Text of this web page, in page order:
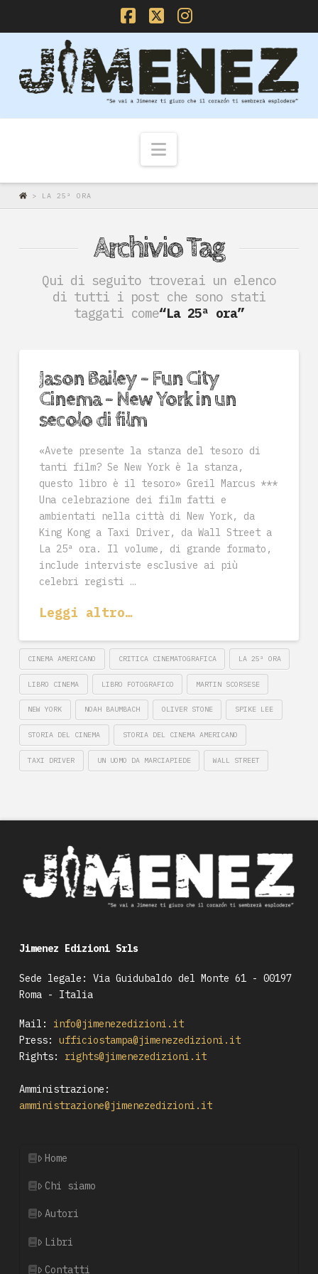
Facebook
X Instagram
Navigazione
> LA 25ª ORA
Archivio Tag
Qui di seguito troverai un elenco
di tutti i post che sono stati
taggati come“La 25ª ora”
Jason Bailey – Fun City
Cinema – New York in un
secolo di film
«Avete presente la stanza del tesoro di
tanti film? Se New York è la stanza,
questo libro è il tesoro» Greil Marcus ***
Una celebrazione dei film fatti e
ambientati nella città di New York, da
King Kong a Taxi Driver, da Wall Street a
La 25ª ora. Il volume, di grande formato,
include interviste esclusive ai più
celebri registi …
Leggi altro…
CINEMA AMERICANO CRITICA CINEMATOGRAFICA LA 25ª ORA
LIBRO CINEMA LIBRO FOTOGRAFICO MARTIN SCORSESE
NEW YORK NOAH BAUMBACH OLIVER STONE SPIKE LEE
STORIA DEL CINEMA STORIA DEL CINEMA AMERICANO
TAXI DRIVER UN UOMO DA MARCIAPIEDE WALL STREET
Jimenez Edizioni Srls
Sede legale: Via Guidubaldo del Monte 61 - 00197
Roma - Italia
Mail:
info@jimenezedizioni.it
Press:
ufficiostampa@jimenezedizioni.it
Rights:
rights@jimenezedizioni.it
Amministrazione:
amministrazione@jimenezedizioni.it
Home
Chi siamo
Autori
Libri
Contatti